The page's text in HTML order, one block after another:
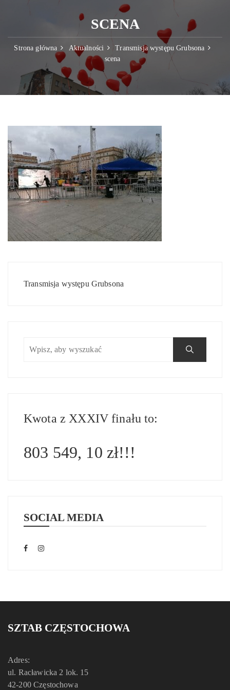
SCENA
Strona główna Aktualności
Transmisja występu Grubsona
scena
wpisu
Transmisja występu Grubsona
Kwota z XXXIV finału to:
803 549, 10 zł!!!
SOCIAL MEDIA
SZTAB CZĘSTOCHOWA
Adres:
ul. Racławicka 2 lok. 15
42-200 Częstochowa